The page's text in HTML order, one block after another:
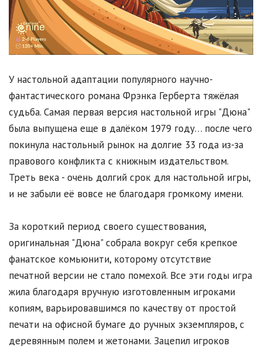
У настольной адаптации популярного научно-
фантастического романа Фрэнка Герберта тяжёлая
судьба. Самая первая версия настольной игры "Дюна"
была выпущена еще в далёком 1979 году… после чего
покинула настольный рынок на долгие 33 года из-за
правового конфликта с книжным издательством.
Треть века - очень долгий срок для настольной игры,
и не забыли её вовсе не благодаря громкому имени.
За короткий период своего существования,
оригинальная "Дюна" собрала вокруг себя крепкое
фанатское комьюнити, которому отсутствие
печатной версии не стало помехой. Все эти годы игра
жила благодаря вручную изготовленным игроками
копиям, варьировавшимся по качеству от простой
печати на офисной бумаге до ручных экземпляров, с
деревянным полем и жетонами. Зацепил игроков